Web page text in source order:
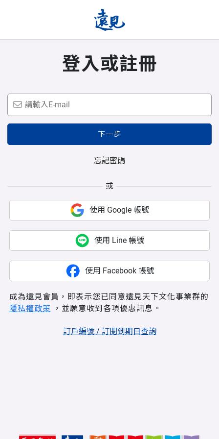
登入或註冊
下一步
忘記密碼
或
使用 Google 帳號
使用 Line 帳號
使用 Facebook 帳號
成為遠見會員，即表示您已同意遠見天下文化事業群的
隱私權政策 ，並願意收到各項優惠訊息。
訂戶編號 / 訂閱到期日查詢